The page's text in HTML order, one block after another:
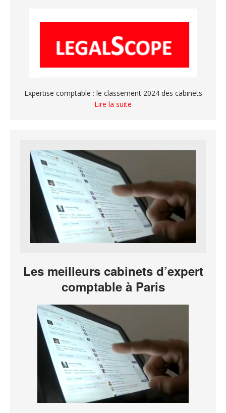
Expertise comptable : le classement 2024 des cabinets
Lire la suite
Les meilleurs cabinets d’expert
comptable à Paris